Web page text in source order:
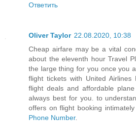
Ответить
Oliver Taylor 22.08.2020, 10:38
Cheap airfare may be a vital
about the eleventh hour Travel
the large thing for you once you
flight tickets with United Airlines
flight deals and affordable
always best for you. to
offers on flight booking
Phone Number.